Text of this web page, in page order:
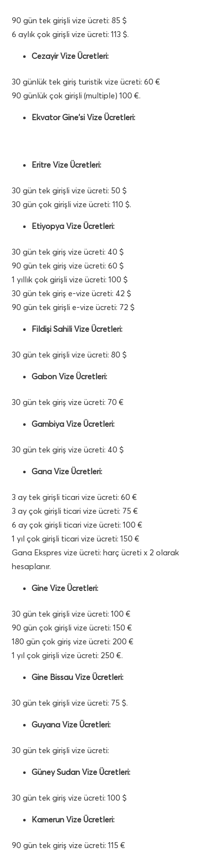
90 gün tek girişli vize ücreti: 85 $
6 aylık çok girişli vize ücreti: 113 $.
Cezayir Vize Ücretleri:
30 günlük tek giriş turistik vize ücreti: 60 €
90 günlük çok girişli (multiple) 100 €.
Ekvator Gine’si Vize Ücretleri:
Eritre Vize Ücretleri:
30 gün tek girişli vize ücreti: 50 $
30 gün çok girişli vize ücreti: 110 $.
Etiyopya Vize Ücretleri:
30 gün tek giriş vize ücreti: 40 $
90 gün tek giriş vize ücreti: 60 $
1 yıllık çok girişli vize ücreti: 100 $
30 gün tek giriş e-vize ücreti: 42 $
90 gün tek girişli e-vize ücreti: 72 $
Fildişi Sahili Vize Ücretleri:
30 gün tek girişli vize ücreti: 80 $
Gabon Vize Ücretleri:
30 gün tek giriş vize ücreti: 70 €
Gambiya Vize Ücretleri:
30 gün tek giriş vize ücreti: 40 $
Gana Vize Ücretleri:
3 ay tek girişli ticari vize ücreti: 60 €
3 ay çok girişli ticari vize ücreti: 75 €
6 ay çok girişli ticari vize ücreti: 100 €
1 yıl çok girişli ticari vize ücreti: 150 €
Gana Ekspres vize ücreti: harç ücreti x 2 olarak
hesaplanır.
Gine Vize Ücretleri:
30 gün tek girişli vize ücreti: 100 €
90 gün çok girişli vize ücreti: 150 €
180 gün çok giriş vize ücreti: 200 €
1 yıl çok girişli vize ücreti: 250 €.
Gine Bissau Vize Ücretleri:
30 gün tek girişli vize ücreti: 75 $.
Guyana Vize Ücretleri:
30 gün tek girişli vize ücreti:
Güney Sudan Vize Ücretleri:
30 gün tek giriş vize ücreti: 100 $
Kamerun Vize Ücretleri:
90 gün tek giriş vize ücreti: 115 €